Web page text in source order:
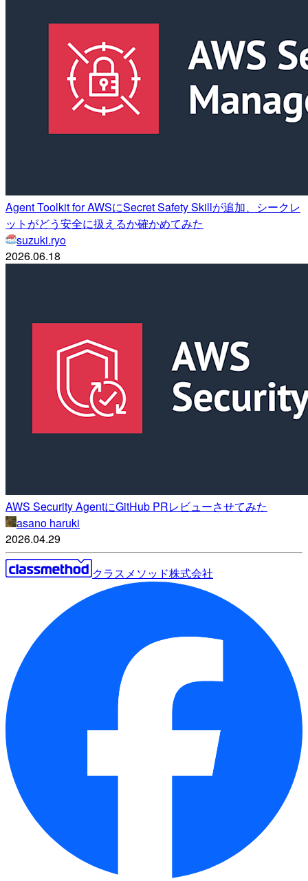
Agent Toolkit for AWSにSecret Safety Skillが追加、シークレ
ットがどう安全に扱えるか確かめてみた
suzuki.ryo
2026.06.18
AWS Security AgentにGitHub PRレビューさせてみた
asano haruki
2026.04.29
クラスメソッド株式会社